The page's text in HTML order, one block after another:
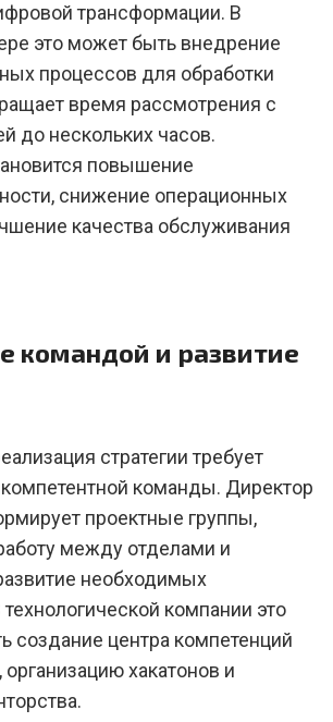
трансформации. В
это может быть внедрение
процессов для обработки
время рассмотрения с
до нескольких часов.
повышение
снижение операционных
качества обслуживания
командой и развитие
стратегии требует
команды. Директор
проектные группы,
между отделами и
необходимых
компании это
создание центра компетенций
хакатонов и